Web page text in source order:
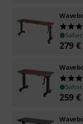
279 €
259 €